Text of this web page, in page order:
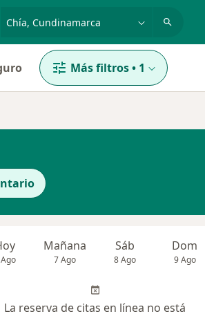
p. ej. Bogotá
Más filtros• 1
Mañana
7 Ago
Sáb
8 Ago
Dom
9 Ago
La reserva de citas en línea no está